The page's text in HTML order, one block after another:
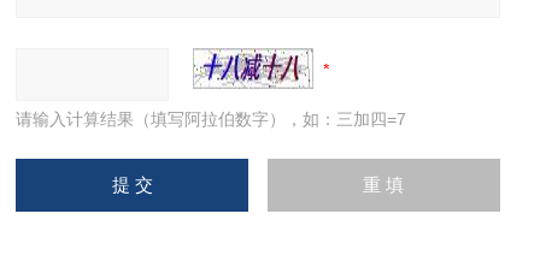
请输入计算结果（填写阿拉伯数字），如：三加四=7